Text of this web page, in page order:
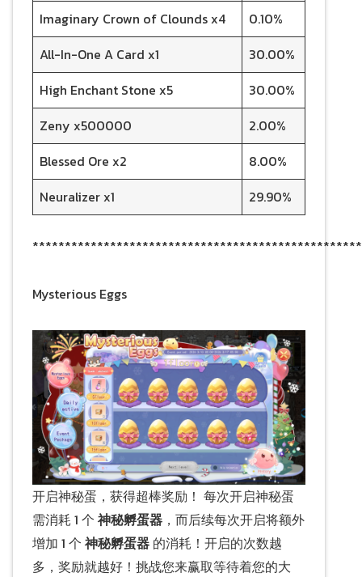
Imaginary Crown of Clounds x4
0.10%
All-In-One A Card x1
30.00%
High Enchant Stone x5
30.00%
Zeny x500000
2.00%
Blessed Ore x2
8.00%
Neuralizer x1
29.90%
Mysterious Eggs
开启神秘蛋，获得超棒奖励！ 每次开启神秘蛋
需消耗 1 个 神秘孵蛋器 ，而后续每次开启将额外
增加 1 个 神秘孵蛋器 的消耗！开启的次数越
多，奖励就越好！挑战您来赢取等待着您的大